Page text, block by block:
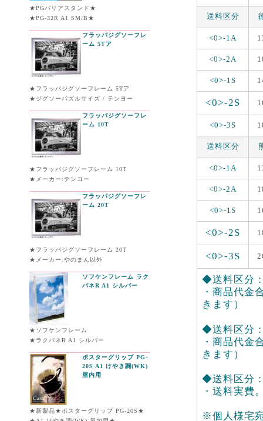
★PGバリアスタンド★
★PG-32R A1 SM/B★
フラッパジグソーフレ
ーム 5Tア
★フラッパジグソーフレーム 5Tア
★ジグソーパズルサイズ / テンヨー
フラッパジグソーフレ
ーム 10T
★フラッパジグソーフレーム 10T
★メーカー:テンヨー
フラッパジグソーフレ
ーム 20T
★フラッパジグソーフレーム 20T
★メーカー:やのまん以外
ソフケンフレーム ラク
パネR A1 シルバー
★ソフケンフレーム
★ラクパネR A1 シルバー
ポスターグリップ PG-
20S A1 けやき調(WK)
屋内用
★新製品★ポスターグリップ PG-20S★
送料区分
<0>-1A
<0>-2A
<0>-1S
<0>-2S
<0>-3S
送料区分
<0>-1A
<0>-2A
<0>-1S
<0>-2S
<0>-3S
◆送料区分
・商品代金
きます）
◆送料区分
・商品代金
きます）
◆送料区分
・送料実費
※個人様宅